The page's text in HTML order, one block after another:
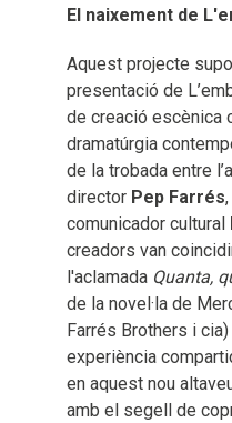
El naixement de
Aquest projecte
presentació de
de creació escènica
dramatúrgia
de la trobada entre
director Pep Farrés
comunicador cultural
creadors van
l'aclamada Quanta,
de la novel·la de
Farrés Brothers i
experiència
en aquest nou
amb el segell de